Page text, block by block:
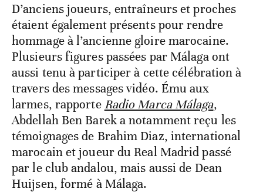
D’anciens joueurs, entraîneurs et proches
étaient également présents pour rendre
hommage à l’ancienne gloire marocaine.
Plusieurs figures passées par Málaga ont
aussi tenu à participer à cette célébration à
travers des messages vidéo. Ému aux
larmes, rapporte Radio Marca Málaga,
Abdellah Ben Barek a notamment reçu les
témoignages de Brahim Diaz, international
marocain et joueur du Real Madrid passé
par le club andalou, mais aussi de Dean
Huijsen, formé à Málaga.